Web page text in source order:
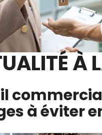
À
à éviter